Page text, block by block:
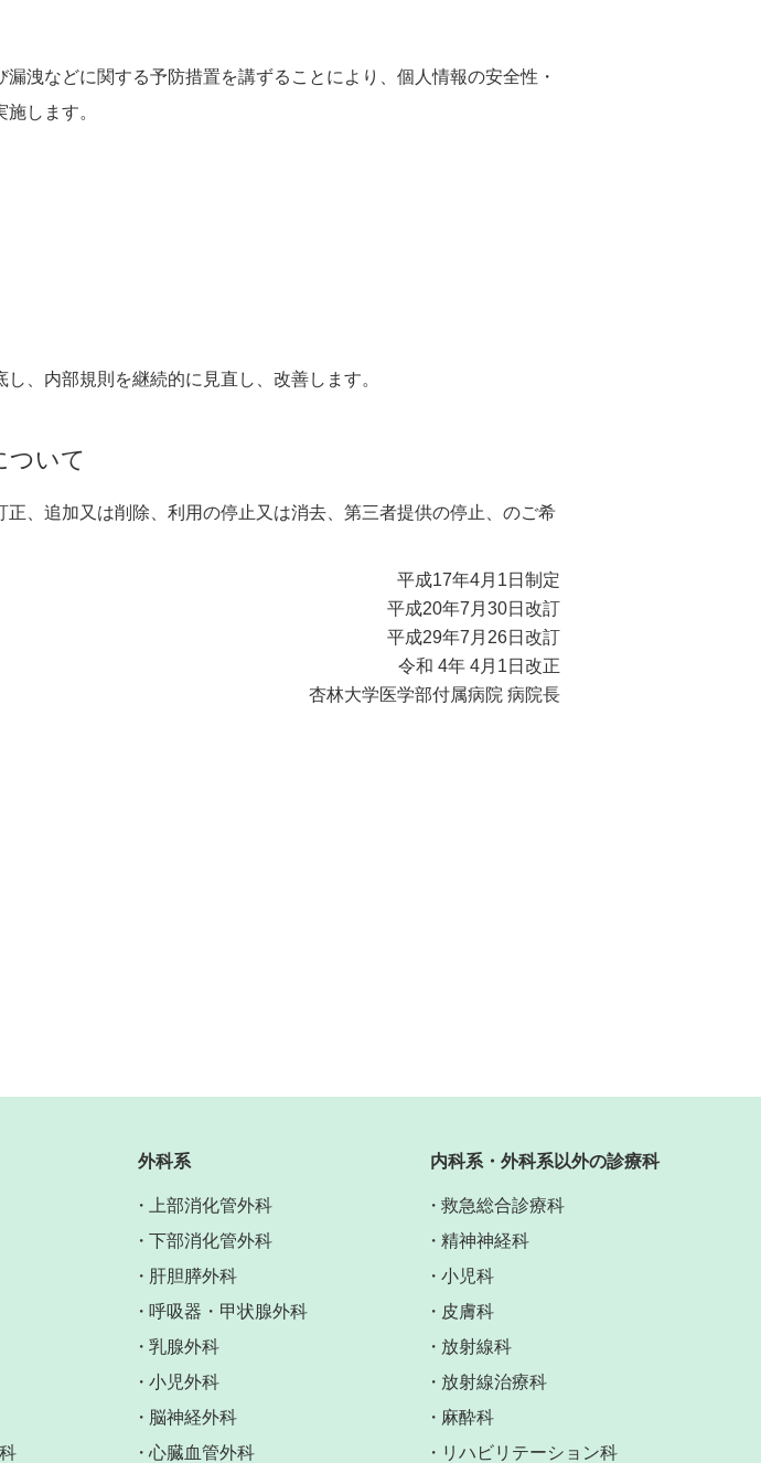
洩などに関する予防措置を講ずることにより、個人情報の安全性・
します。
、内部規則を継続的に見直し、改善します。
ついて
、追加又は削除、利用の停止又は消去、第三者提供の停止、のご希
平成17年4月1日制定
平成20年7月30日改訂
平成29年7月26日改訂
令和 4年 4月1日改正
杏林大学医学部付属病院 病院長
外科系
上部消化管外科
下部消化管外科
肝胆膵外科
呼吸器・甲状腺外科
乳腺外科
小児外科
脳神経外科
心臓血管外科
内科系・外科系以外の診療科
救急総合診療科
精神神経科
小児科
皮膚科
放射線科
放射線治療科
麻酔科
リハビリテーション科